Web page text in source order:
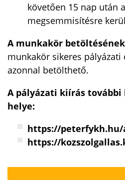
követően 15 nap után
megsemmisítésre
A munkakör
munkakör sikeres
azonnal betölthető.
A pályázati kiírás
helye:
https://
https://